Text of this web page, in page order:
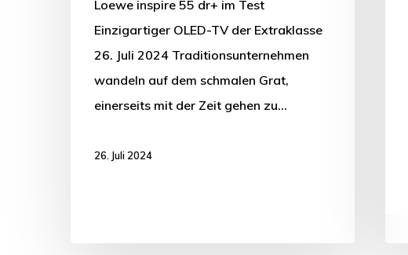
Loewe inspire 55 dr+ im Test
Einzigartiger OLED-TV der Extraklasse
26. Juli 2024 Traditionsunternehmen
wandeln auf dem schmalen Grat,
einerseits mit der Zeit gehen zu…
26. Juli 2024